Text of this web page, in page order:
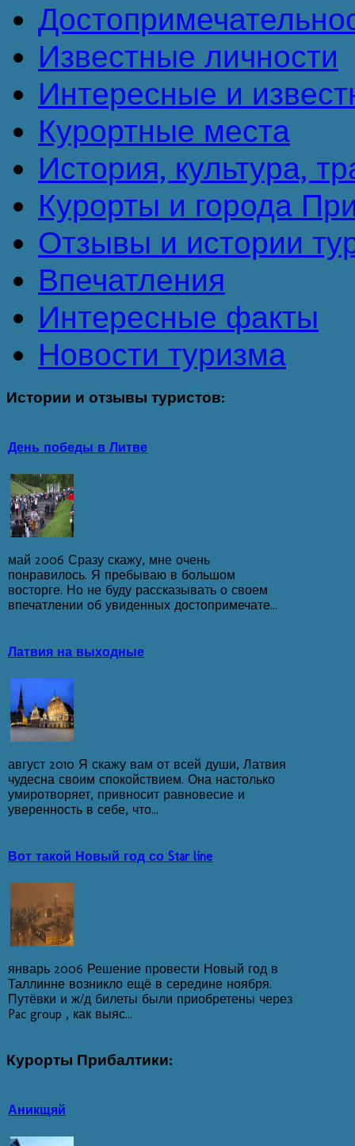
Известные личности
Интересные и
Курортные места
История, культура,
Курорты и города
Отзывы и истории
Впечатления
Интересные факты
Новости туризма
Истории и отзывы туристов:
День победы в Литве
май 2006 Сразу скажу, мне очень
понравилось. Я пребываю в большом
восторге. Но не буду рассказывать о своем
впечатлении об увиденных достопримечате...
Латвия на выходные
август 2010 Я скажу вам от всей души, Латвия
чудесна своим спокойствием. Она настолько
умиротворяет, привносит равновесие и
уверенность в себе, что...
Вот такой Новый год со Star line
январь 2006 Решение провести Новый год в
Таллинне возникло ещё в середине ноября.
Путёвки и ж/д билеты были приобретены через
Pac group , как выяс...
Курорты Прибалтики:
Аникщяй